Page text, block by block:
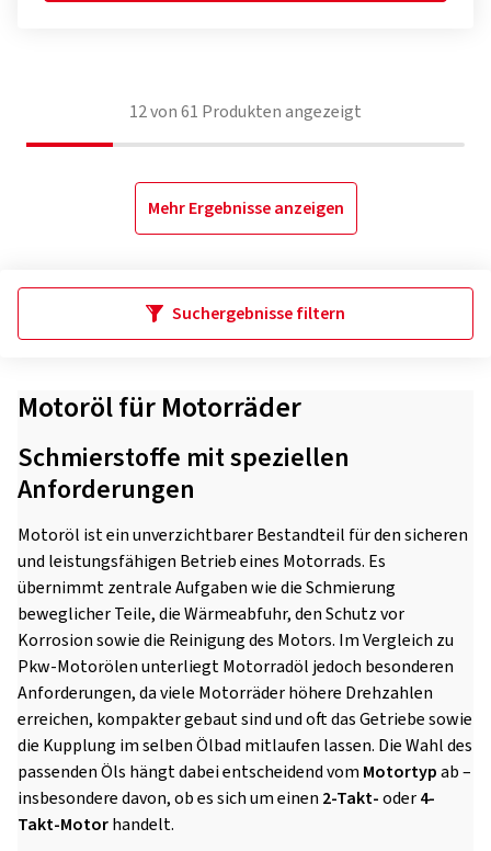
12von61 Produkten angezeigt
Mehr Ergebnisse anzeigen
Suchergebnisse filtern
Motoröl für Motorräder
Schmierstoffe mit speziellen
Anforderungen
Motoröl ist ein unverzichtbarer Bestandteil für den sicheren
und leistungsfähigen Betrieb eines Motorrads. Es
übernimmt zentrale Aufgaben wie die Schmierung
beweglicher Teile, die Wärmeabfuhr, den Schutz vor
Korrosion sowie die Reinigung des Motors. Im Vergleich zu
Pkw-Motorölen unterliegt Motorradöl jedoch besonderen
Anforderungen, da viele Motorräder höhere Drehzahlen
erreichen, kompakter gebaut sind und oft das Getriebe sowie
die Kupplung im selben Ölbad mitlaufen lassen. Die Wahl des
passenden Öls hängt dabei entscheidend vom Motortypab –
insbesondere davon, ob es sich um einen 2-Takt-oder4-
Takt-Motorhandelt.